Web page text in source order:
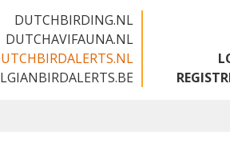
DUTCHBIRDING.NL
DUTCHAVIFAUNA.NL